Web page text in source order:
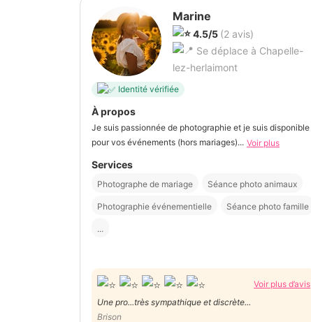
Marine
4.5/5 (2 avis)
Se déplace à Chapelle-
lez-herlaimont
Identité vérifiée
À propos
Je suis passionnée de photographie et je suis disponible
pour vos événements (hors mariages)... Voir plus
Services
Photographe de mariage Séance photo animaux
Photographie événementielle Séance photo famille
...
Voir plus d’avis
Une pro...très sympathique et discrète...
Brison